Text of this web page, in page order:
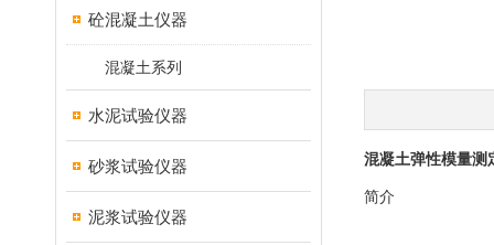
砼混凝土仪器
混凝土系列
水泥试验仪器
砂浆试验仪器
泥浆试验仪器
混凝土弹性模量测
简介